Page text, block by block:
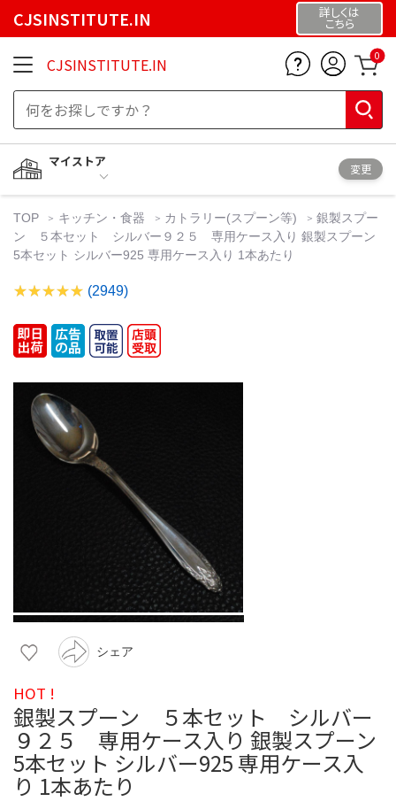
CJSINSTITUTE.IN 詳しくは
こちら
CJSINSTITUTE.IN 0
マイストア
変更
TOP キッチン・食器 カトラリー(スプーン等)
銀製スプー
ン ５本セット シルバー９２５ 専用ケース入り 銀製スプーン
5本セット シルバー925 専用ケース入り 1本あたり
(2949)
シェア
HOT !
銀製スプーン ５本セット シルバー
９２５ 専用ケース入り 銀製スプーン
5本セット シルバー925 専用ケース入
り 1本あたり